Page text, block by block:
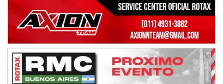
IAME SERIES ARGENTINA 6
Ramiro Tot (Asfalto)
Baradero (Buenos Aires)
KDO - F6
Ciudad de Trenque Lauquen (Asfalto)
Trenque Lauquen (Buenos Aires)